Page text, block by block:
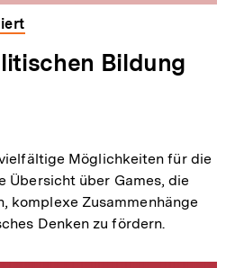
Bildung
Möglichkeiten für die
Übersicht über Games, die
komplexe Zusammenhänge
Denken zu fördern.